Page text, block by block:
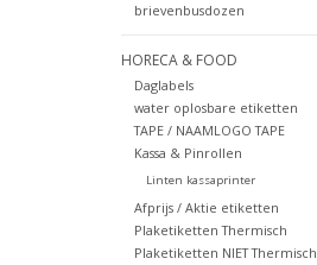
brievenbusdozen
HORECA & FOOD
Daglabels
water oplosbare etiketten
TAPE / NAAMLOGO TAPE
Kassa & Pinrollen
Linten kassaprinter
Afprijs / Aktie etiketten
Plaketiketten Thermisch
Plaketiketten NIET Thermisch